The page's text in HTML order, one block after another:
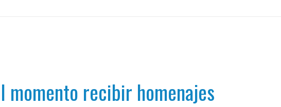
recibir homenajes